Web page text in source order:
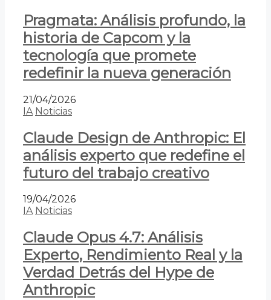
Pragmata: Análisis profundo, la
historia de Capcom y la
tecnología que promete
redefinir la nueva generación
21/04/2026
IA Noticias
Claude Design de Anthropic: El
análisis experto que redefine el
futuro del trabajo creativo
19/04/2026
IA Noticias
Claude Opus 4.7: Análisis
Experto, Rendimiento Real y la
Verdad Detrás del Hype de
Anthropic